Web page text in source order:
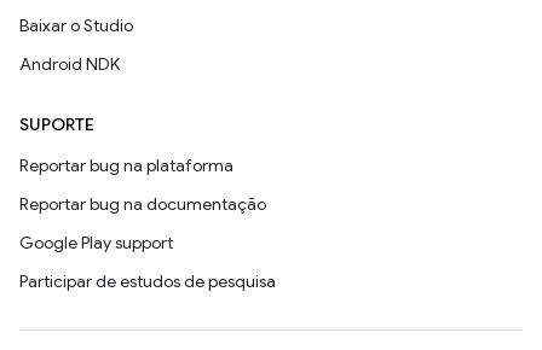
Baixar o Studio
Android NDK
SUPORTE
Reportar bug na plataforma
Reportar bug na documentação
Google Play support
Participar de estudos de pesquisa